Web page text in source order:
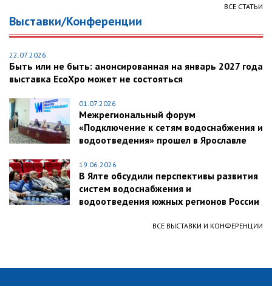
ВСЕ СТАТЬИ
Выставки/Конференции
22.07.2026
Быть или не быть: анонсированная на январь 2027 года
выставка EcoXpo может не состояться
01.07.2026
Межрегиональный форум
«Подключение к сетям водоснабжения и
водоотведения» прошел в Ярославле
19.06.2026
В Ялте обсудили перспективы развития
систем водоснабжения и
водоотведения южных регионов России
ВСЕ ВЫСТАВКИ И КОНФЕРЕНЦИИ